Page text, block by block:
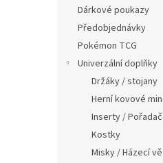
Dárkové poukazy
Předobjednávky
Pokémon TCG
Univerzální doplňky
Držáky / stojany
Herní kovové
Inserty /
Kostky
Misky / Házecí